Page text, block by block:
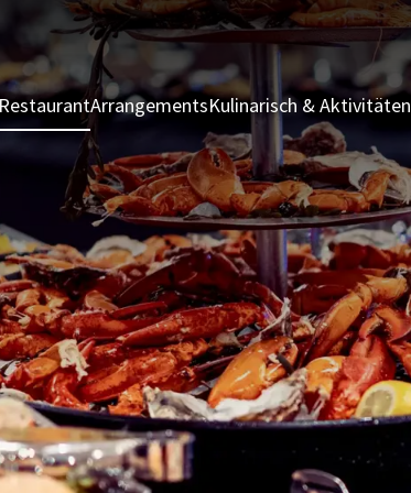
RestaurantArrangementsKulinarisch & Aktivitäten